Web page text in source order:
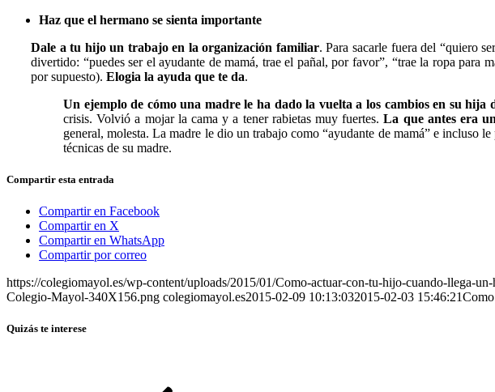
Haz que el hermano se sienta importante
Dale a tu hijo un trabajo en la organización familiar. Para sacarle fuera del “quiero
divertido: “puedes ser el ayudante de mamá, trae el pañal, por favor”, “trae la ropa
por supuesto). Elogia la ayuda que te da.
Un ejemplo de cómo una madre le ha dado la vuelta a los cambios en su hija
crisis. Volvió a mojar la cama y a tener rabietas muy fuertes.La que antes era
general, molesta. La madre le dio un trabajo como “ayudante de mamá” e incluso
técnicas de su madre.
Compartir esta entrada
Compartir en Facebook
Compartir en X
Compartir en WhatsApp
Compartir por correo
https://colegiomayol.es/wp-content/uploads/2015/01/Como-actuar-con-tu-hijo-cuando-llega-
Colegio-Mayol-340X156.png colegiomayol.es2015-02-09 10:13:032015-02-03 15:46:21
Quizás te interese